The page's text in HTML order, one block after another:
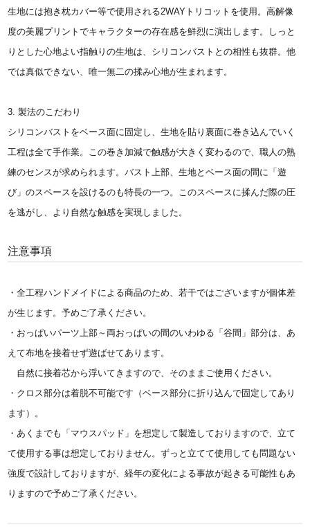
生地には抱き枕カバー等で使用される2WAYトリコットを使用。高解像
度の美麗プリントでキャラクターの存在感を鮮烈に演出します。しっと
りとした心地よい指触りの生地は、シリコンバストとの相性も抜群。他
では真似できない、唯一無二の揉み心地が生まれます。
3. 製法のこだわり
シリコンバストをベース面に固定し、生地を貼り裏面に巻き込んでいく
工程は全て手作業。この巻き加減で触感が大きく変わるので、職人の熟
練のセンスが求められます。バスト上部、生地とベース面の間に「遊
び」のスペースを設けるのも特長の一つ。このスペースに揉んだ際の圧
を逃がし、より自然な触感を実現しました。
注意事項
・全工程ハンドメイドによる商品のため、若干ではございますが個体差
が生じます。予めご了承ください。
・おっぱいパーツ上部～両おっぱいの間のいわゆる「谷間」部分は、あ
えて布地を接着せず遊ばせてあります。
自然に接着芯から浮いてきますので、そのままご使用ください。
・クロス部分は着脱不可能です（ベース部分に折り込んで固定してあり
ます）。
・あくまでも「マウスパッド」を想定して製造しておりますので、立て
て使用する事は想定しておりません。ずっと立てて使用しても問題ない
強度で設計しておりますが、経年の変化による事故が起きる可能性もあ
りますので予めご了承ください。